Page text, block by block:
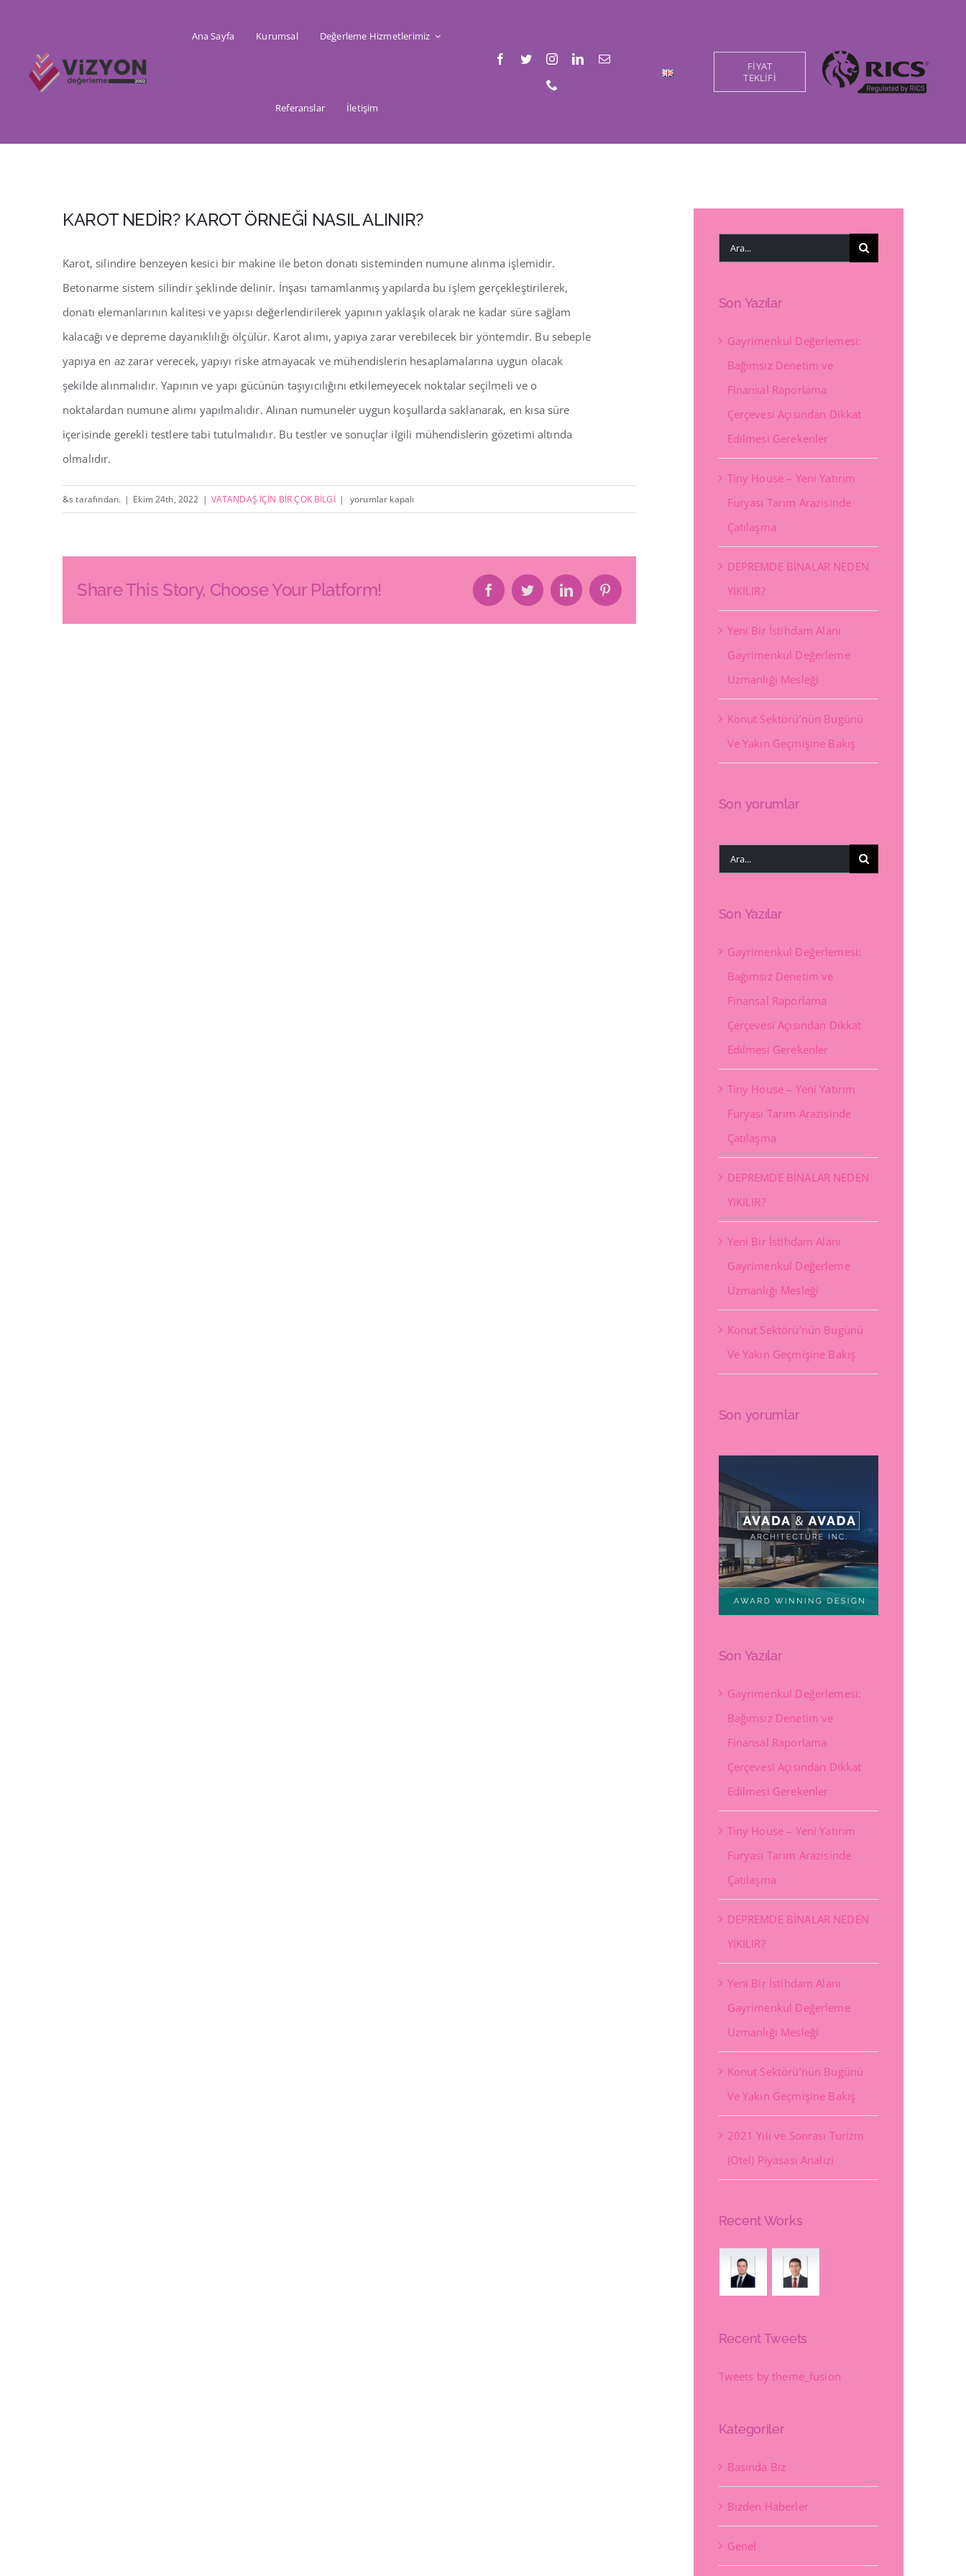
content
Ana Sayfa Kurumsal Değerleme Hizmetlerimiz
Referanslar İletişim
FİYAT
TEKLİFİ
KAROT NEDİR? KAROT ÖRNEĞİ NASIL ALINIR?
Karot, silindire benzeyen kesici bir makine ile beton donatı sisteminden numune alınma işlemidir.
Betonarme sistem silindir şeklinde delinir. İnşası tamamlanmış yapılarda bu işlem gerçekleştirilerek,
donatı elemanlarının kalitesi ve yapısı değerlendirilerek yapının yaklaşık olarak ne kadar süre sağlam
kalacağı ve depreme dayanıklılığı ölçülür. Karot alımı, yapıya zarar verebilecek bir yöntemdir. Bu sebeple
yapıya en az zarar verecek, yapıyı riske atmayacak ve mühendislerin hesaplamalarına uygun olacak
şekilde alınmalıdır. Yapının ve yapı gücünün taşıyıcılığını etkilemeyecek noktalar seçilmeli ve o
noktalardan numune alımı yapılmalıdır. Alınan numuneler uygun koşullarda saklanarak, en kısa süre
içerisinde gerekli testlere tabi tutulmalıdır. Bu testler ve sonuçlar ilgili mühendislerin gözetimi altında
olmalıdır.
&s tarafından. | Ekim 24th, 2022 | VATANDAŞ İÇİN BİR ÇOK BİLGİ |
KAROT
ÖRNEĞİ
ALINIR?
yorumlar kapalı
Share This Story, Choose Your Platform! FacebookTwitterLinkedInPinterest
Ara:
Son Yazılar
Gayrimenkul Değerlemesi:
Bağımsız Denetim ve
Finansal Raporlama
Çerçevesi Açısından Dikkat
Edilmesi Gerekenler
Tiny House – Yeni Yatırım
Furyası Tarım Arazisinde
Çatılaşma
DEPREMDE BİNALAR NEDEN
YIKILIR?
Yeni Bir İstihdam Alanı
Gayrimenkul Değerleme
Uzmanlığı Mesleği
Konut Sektörü’nün Bugünü
Ve Yakın Geçmişine Bakış
Son yorumlar
Ara:
Son Yazılar
Gayrimenkul Değerlemesi:
Bağımsız Denetim ve
Finansal Raporlama
Çerçevesi Açısından Dikkat
Edilmesi Gerekenler
Tiny House – Yeni Yatırım
Furyası Tarım Arazisinde
Çatılaşma
DEPREMDE BİNALAR NEDEN
YIKILIR?
Yeni Bir İstihdam Alanı
Gayrimenkul Değerleme
Uzmanlığı Mesleği
Konut Sektörü’nün Bugünü
Ve Yakın Geçmişine Bakış
Son yorumlar
Son Yazılar
Gayrimenkul Değerlemesi:
Bağımsız Denetim ve
Finansal Raporlama
Çerçevesi Açısından Dikkat
Edilmesi Gerekenler
Tiny House – Yeni Yatırım
Furyası Tarım Arazisinde
Çatılaşma
DEPREMDE BİNALAR NEDEN
YIKILIR?
Yeni Bir İstihdam Alanı
Gayrimenkul Değerleme
Uzmanlığı Mesleği
Konut Sektörü’nün Bugünü
Ve Yakın Geçmişine Bakış
2021 Yılı ve Sonrası Turizm
(Otel) Piyasası Analizi
Recent Works
Recent Tweets
Tweets by theme_fusion
Kategoriler
Basında Biz
Bizden Haberler
Genel